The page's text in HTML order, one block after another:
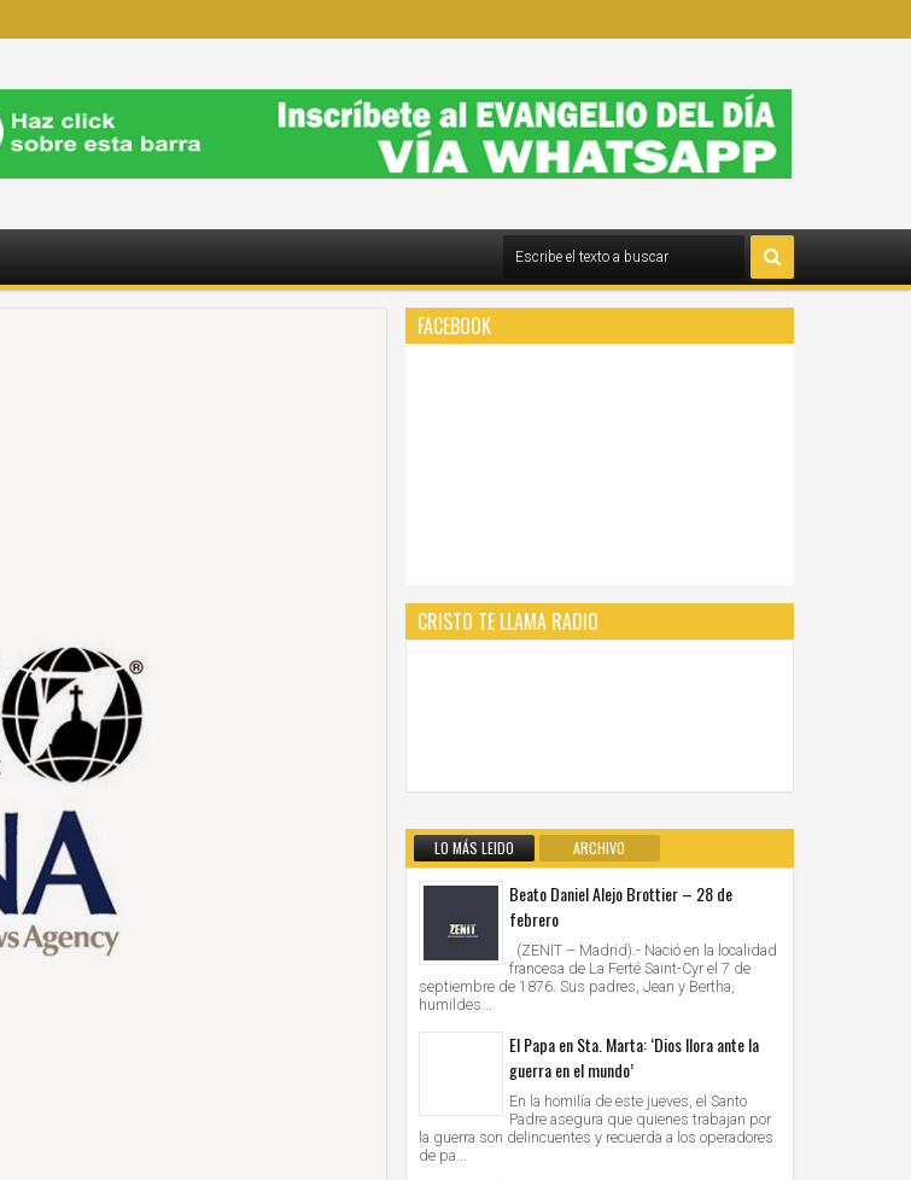
FACEBOOK
CRISTO TE LLAMA RADIO
LO MÁS LEIDO ARCHIVO
Beato Daniel Alejo Brottier – 28 de
febrero
(ZENIT – Madrid).- Nació en la localidad
francesa de La Ferté Saint-Cyr el 7 de
septiembre de 1876. Sus padres, Jean y Bertha,
humildes...
El Papa en Sta. Marta: ‘Dios llora ante la
guerra en el mundo’
En la homilía de este jueves, el Santo
Padre asegura que quienes trabajan por
la guerra son delincuentes y recuerda a los operadores
de pa...